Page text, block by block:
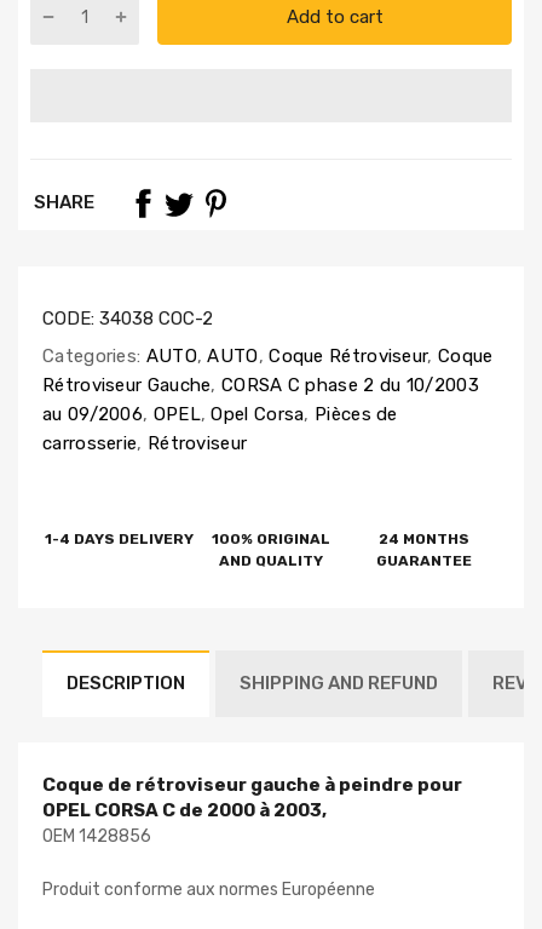
Add to cart
SHARE
CODE: 34038 COC-2
Categories: AUTO, AUTO, Coque Rétroviseur, Coque
Rétroviseur Gauche, CORSA C phase 2 du 10/2003
au 09/2006, OPEL, Opel Corsa, Pièces de
carrosserie, Rétroviseur
1-4 DAYS DELIVERY
100% ORIGINAL
AND QUALITY
24 MONTHS
GUARANTEE
DESCRIPTION SHIPPING AND REFUND
Coque de rétroviseur gauche à peindre pour
OPEL CORSA C de 2000 à 2003,
OEM 1428856
Produit conforme aux normes Européenne